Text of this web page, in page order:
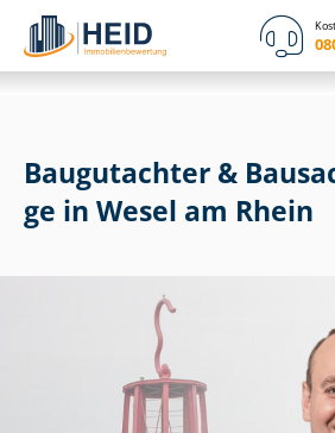
Baugutachter &
ge in Wesel am Rhein